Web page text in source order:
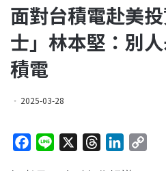
面對台積電赴美
士」林本堅：別
積電
2025-03-28